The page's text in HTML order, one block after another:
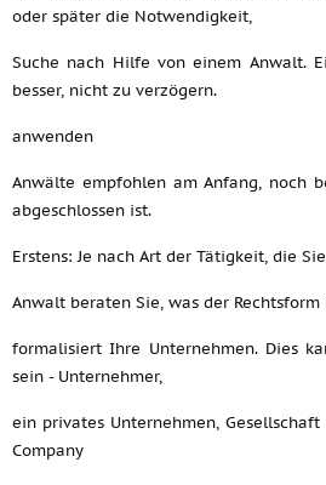
oder später die Notwendigkeit,
Suche nach Hilfe von einem Anwalt.
besser, nicht zu verzögern.
anwenden
Anwälte empfohlen am Anfang, noch
abgeschlossen ist.
Erstens: Je nach Art der Tätigkeit, die
Anwalt beraten Sie, was der Rechtsform
formalisiert Ihre Unternehmen. Dies
sein - Unternehmer,
ein privates Unternehmen,
Company